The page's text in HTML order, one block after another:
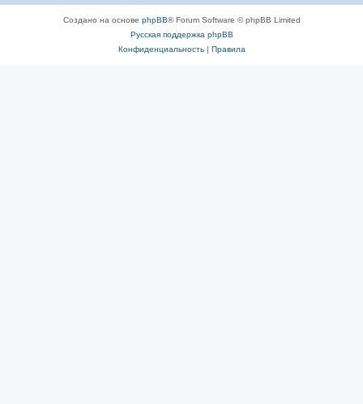
Создано на основе phpBB® Forum Software © phpBB Limited
Русская поддержка phpBB
Конфиденциальность| Правила